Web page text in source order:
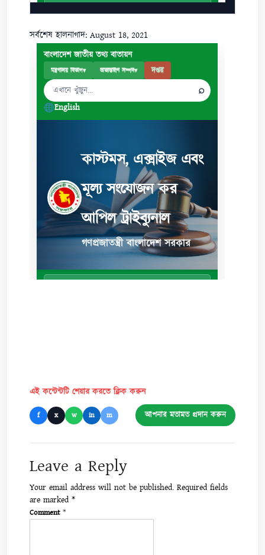
সর্বশেষ হালনাগাদ: August 18, 2021
এই কন্টেন্টটি শেয়ার করতে ক্লিক করুন
f x w in m আপনার মতামত প্রদান করুন
Leave a Reply
Your email address will not be published. Required fields
are marked *
Comment *